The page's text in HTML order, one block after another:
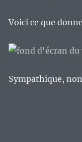
Voici ce que
Sympathique,